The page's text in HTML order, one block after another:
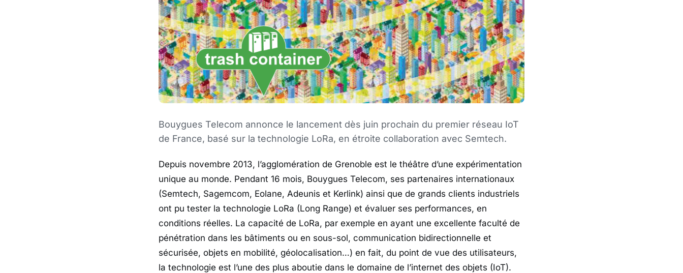
Bouygues Telecom annonce le lancement dès juin prochain du premier réseau IoT
de France, basé sur la technologie LoRa, en étroite collaboration avec Semtech.
Depuis novembre 2013, l’agglomération de Grenoble est le théâtre d’une expérimentation
unique au monde. Pendant 16 mois, Bouygues Telecom, ses partenaires internationaux
(Semtech, Sagemcom, Eolane, Adeunis et Kerlink) ainsi que de grands clients industriels
ont pu tester la technologie LoRa (Long Range) et évaluer ses performances, en
conditions réelles. La capacité de LoRa, par exemple en ayant une excellente faculté de
pénétration dans les bâtiments ou en sous-sol, communication bidirectionnelle et
sécurisée, objets en mobilité, géolocalisation…) en fait, du point de vue des utilisateurs,
la technologie est l’une des plus aboutie dans le domaine de l’internet des objets (IoT).